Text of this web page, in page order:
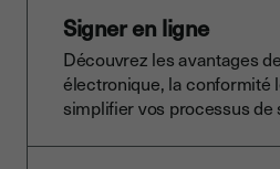
Signer en ligne
Découvrez les avantages
électronique, la conformité
simplifier vos processus de